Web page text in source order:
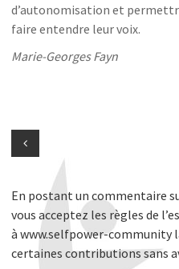
d’autonomisation et
faire entendre leur voix.
Marie-Georges Fayn
En postant un commentaire
vous acceptez les règles de
à www.selfpower-community
certaines contributions sans